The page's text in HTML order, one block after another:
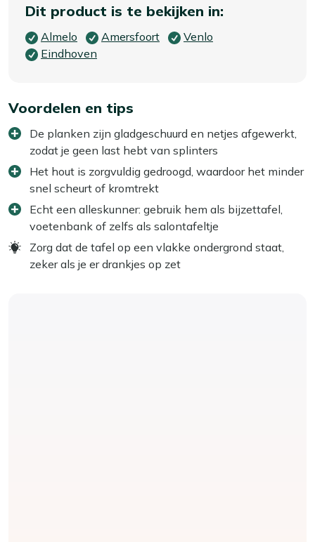
Dit product is te bekijken in:
Almelo Amersfoort
Venlo
Eindhoven
Voordelen en tips
De planken zijn gladgeschuurd en netjes afgewerkt,
zodat je geen last hebt van splinters
Het hout is zorgvuldig gedroogd, waardoor het minder
snel scheurt of kromtrekt
Echt een alleskunner: gebruik hem als bijzettafel,
voetenbank of zelfs als salontafeltje
Zorg dat de tafel op een vlakke ondergrond staat,
zeker als je er drankjes op zet